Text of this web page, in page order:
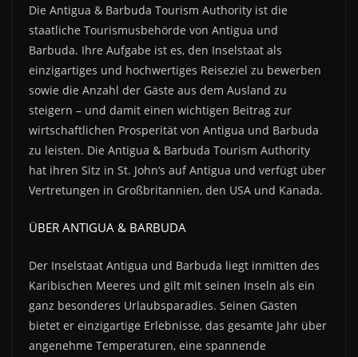
Die Antigua & Barbuda Tourism Authority ist die
staatliche Tourismusbehörde von Antigua und
Barbuda. Ihre Aufgabe ist es, den Inselstaat als
einzigartiges und hochwertiges Reiseziel zu bewerben
sowie die Anzahl der Gäste aus dem Ausland zu
steigern – und damit einen wichtigen Beitrag zur
wirtschaftlichen Prosperität von Antigua und Barbuda
zu leisten. Die Antigua & Barbuda Tourism Authority
hat ihren Sitz in St. John‘s auf Antigua und verfügt über
Vertretungen in Großbritannien, den USA und Kanada.
ÜBER ANTIGUA & BARBUDA
Der Inselstaat Antigua und Barbuda liegt inmitten des
Karibischen Meeres und gilt mit seinen Inseln als ein
ganz besonderes Urlaubsparadies. Seinen Gästen
bietet er einzigartige Erlebnisse, das gesamte Jahr über
angenehme Temperaturen, eine spannende